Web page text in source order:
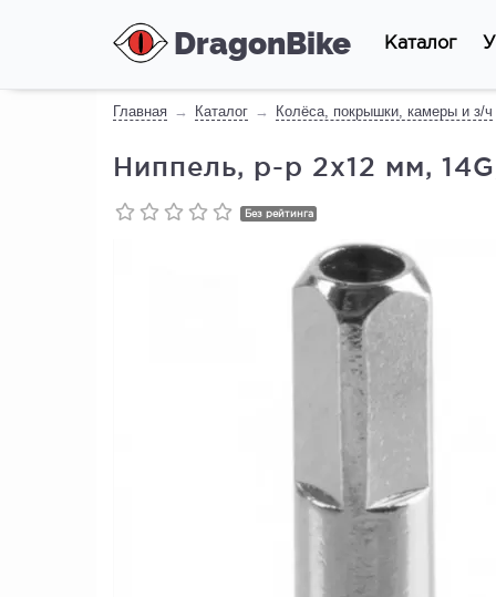
DragonBike Каталог
Главная Каталог Колёса, покрышки, камеры и з/ч
Ниппель, р-р 2х12 мм,
Без рейтинга